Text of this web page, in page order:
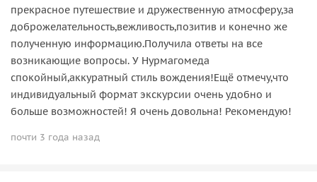
прекрасное путешествие и дружественную атмосферу,за
доброжелательность,вежливость,позитив и конечно же
полученную информацию.Получила ответы на все
возникающие вопросы. У Нурмагомеда
спокойный,аккуратный стиль вождения!Ещё отмечу,что
индивидуальный формат экскурсии очень удобно и
больше возможностей! Я очень довольна! Рекомендую!
почти 3 года назад